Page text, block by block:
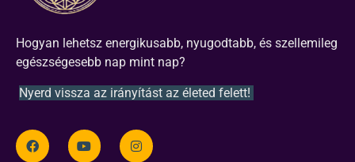
Hogyan lehetsz energikusabb, nyugodtabb, és szellemileg
egészségesebb nap mint nap?
Nyerd vissza az irányítást az életed felett!